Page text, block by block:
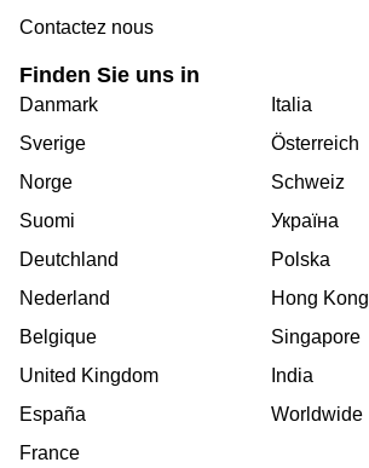
Contactez nous
Finden Sie uns in
Danmark
Sverige
Norge
Suomi
Deutchland
Nederland
Belgique
United Kingdom
España
France
Italia
Österreich
Schweiz
Україна
Polska
Hong Kong
Singapore
India
Worldwide